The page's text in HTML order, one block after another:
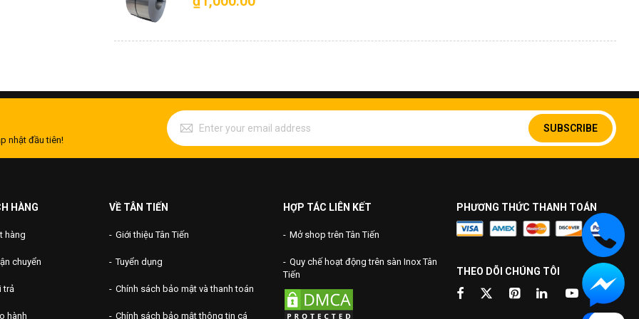
nhật đầu tiên!
SUBSCRIBE
HÀNG
hàng
chuyển
trả
hành
VỀ TÂN TIẾN
Giới thiệu Tân Tiến
Tuyển dụng
Chính sách bảo mật và thanh toán
Chính sách bảo mật thông tin cá
HỢP TÁC LIÊN KẾT
Mở shop trên Tân Tiến
Quy chế hoạt động trên sàn Inox Tân
Tiến
PHƯƠNG THỨC THANH TOÁN
THEO DÕI CHÚNG TÔI